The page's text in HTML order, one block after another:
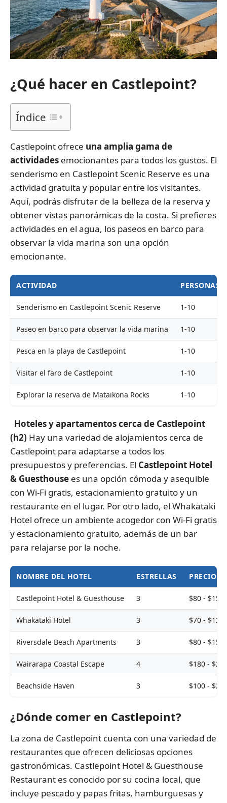
¿Qué hacer en Castlepoint?
Índice
Castlepoint ofrece una amplia gama de
actividades emocionantes para todos los gustos. El
senderismo en Castlepoint Scenic Reserve es una
actividad gratuita y popular entre los visitantes.
Aquí, podrás disfrutar de la belleza de la reserva y
obtener vistas panorámicas de la costa. Si prefieres
actividades en el agua, los paseos en barco para
observar la vida marina son una opción
emocionante.
ACTIVIDAD PERSONAS
Senderismo en Castlepoint Scenic Reserve 1-10
Paseo en barco para observar la vida marina 1-10
Pesca en la playa de Castlepoint 1-10
Visitar el faro de Castlepoint 1-10
Explorar la reserva de Mataikona Rocks 1-10
Hoteles y apartamentos cerca de Castlepoint
(h2) Hay una variedad de alojamientos cerca de
Castlepoint para adaptarse a todos los
presupuestos y preferencias. El Castlepoint Hotel
& Guesthouse es una opción cómoda y asequible
con Wi-Fi gratis, estacionamiento gratuito y un
restaurante en el lugar. Por otro lado, el Whakataki
Hotel ofrece un ambiente acogedor con Wi-Fi gratis
y estacionamiento gratuito, además de un bar
para relajarse por la noche.
NOMBRE DEL HOTEL ESTRELLAS PRECIO
Castlepoint Hotel & Guesthouse 3 $80 - $150
Whakataki Hotel 3 $70 - $120
Riversdale Beach Apartments 3 $80 - $150
Wairarapa Coastal Escape 4 $180 -
Beachside Haven 3 $100 -
¿Dónde comer en Castlepoint?
La zona de Castlepoint cuenta con una variedad de
restaurantes que ofrecen deliciosas opciones
gastronómicas. Castlepoint Hotel & Guesthouse
Restaurant es conocido por su cocina local, que
incluye pescado y papas fritas, hamburguesas y